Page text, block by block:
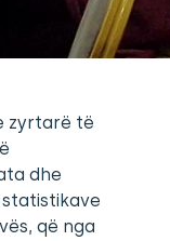
zyrtarë të
dhe
që nga